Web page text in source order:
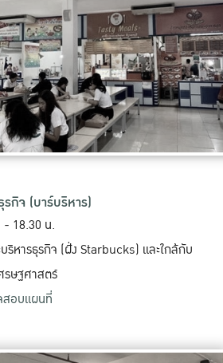
กิจ (บาร์บริหาร)
- 18.30 น.
ริหารธุรกิจ (ฝั่ง Starbucks) และใกล้กับ
รษฐศาสตร์
สอบแผนที่